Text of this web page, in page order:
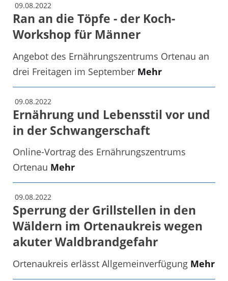
09.08.2022
Ran an die Töpfe - der Koch-
Workshop für Männer
Angebot des Ernährungszentrums Ortenau an
drei Freitagen im September Mehr
09.08.2022
Ernährung und Lebensstil vor und
in der Schwangerschaft
Online-Vortrag des Ernährungszentrums
Ortenau Mehr
09.08.2022
Sperrung der Grillstellen in den
Wäldern im Ortenaukreis wegen
akuter Waldbrandgefahr
Ortenaukreis erlässt Allgemeinverfügung Mehr